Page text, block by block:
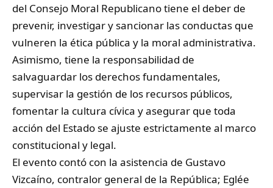
del Consejo Moral Republicano tiene el deber de
prevenir, investigar y sancionar las conductas que
vulneren la ética pública y la moral administrativa.
Asimismo, tiene la responsabilidad de
salvaguardar los derechos fundamentales,
supervisar la gestión de los recursos públicos,
fomentar la cultura cívica y asegurar que toda
acción del Estado se ajuste estrictamente al marco
constitucional y legal.
El evento contó con la asistencia de Gustavo
Vizcaíno, contralor general de la República; Eglée